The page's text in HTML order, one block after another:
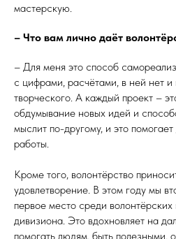
мастерскую.
– Что вам лично даёт
– Для меня это способ
с цифрами, расчётами, в ней нет
творческого. А каждый проект –
обдумывание новых идей и
мыслит по-другому, и это
работы.
Кроме того, волонтёрство
удовлетворение. В этом году мы
первое место среди
дивизиона. Это вдохновляет на
помогать людям, быть полезными,